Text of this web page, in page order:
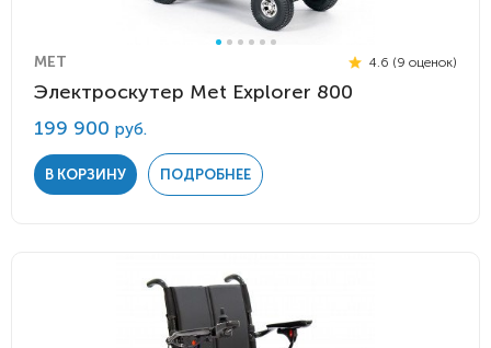
MET 4.6 (9 оценок)
Электроскутер Met Explorer 800
199 900 руб.
В КОРЗИНУ ПОДРОБНЕЕ